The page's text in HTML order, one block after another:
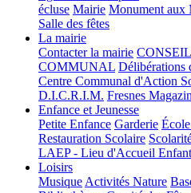
écluse Mairie Monument aux
Salle des fêtes
La mairie
Contacter la mairie
COMMUNAL Délibérations
Centre Communal d'Action
D.I.C.R.I.M. Fresnes
Enfance et Jeunesse
Petite Enfance Garderie
Restauration Scolaire
LAEP - Lieu d'Accueil
Loisirs
Musique Activités Nature